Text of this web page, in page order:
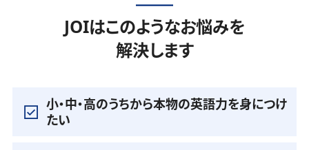
JOIはこのようなお悩みを
解決します
小・中・高のうちから本物の英語力を身につけ
たい